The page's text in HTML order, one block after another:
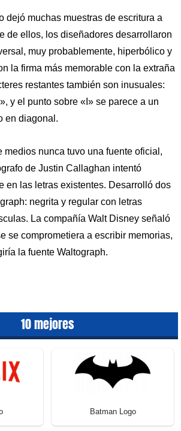
dejó muchas muestras de escritura a
de ellos, los diseñadores desarrollaron
muy probablemente, hiperbólico y
la firma más memorable con la extraña
restantes también son inusuales:
y el punto sobre «I» se parece a un
en diagonal.
medios nunca tuvo una fuente oficial,
de Justin Callaghan intentó
en las letras existentes. Desarrolló dos
negrita y regular con letras
La compañía Walt Disney señaló
se comprometiera a escribir memorias,
la fuente Waltograph.
10 mejores
Batman Logo